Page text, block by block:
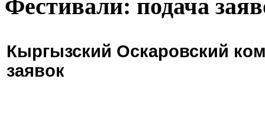
Фестивали: подача
Кыргызский Оскаровский
заявок